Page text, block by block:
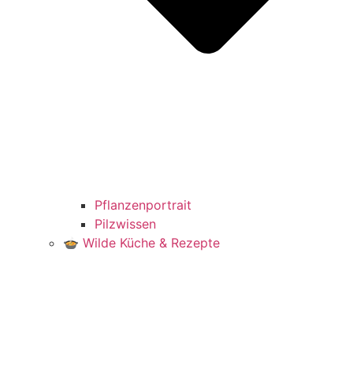
Pflanzenportrait
Pilzwissen
🍲 Wilde Küche & Rezepte